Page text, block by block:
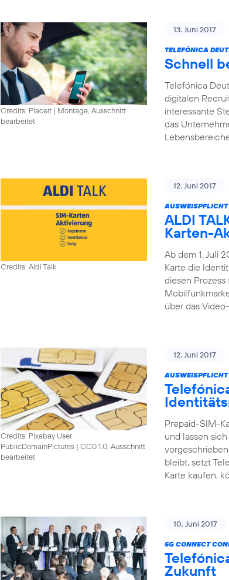
Credits: Placeit | Montage, Ausschnitt
bearbeitet
13. Juni 2017
TELEFÓNICA
Schnell
Telefónica
digitalen
interessante
das
Credits: Aldi Talk
12. Juni 2017
AUSWEISPFLICHT
ALDI
Karten-
Ab dem 1. Juli
Karte die
diesen
über das
Credits: Pixabay User
PublicDomainPictures | CC0 1.0, Ausschnitt
bearbeitet
12. Juni 2017
AUSWEISPFLICHT
Prepaid-SIM-
und lassen
bleibt, setzt
Karte kaufen,
10. Juni 2017
5G CONNECT
Zukunft